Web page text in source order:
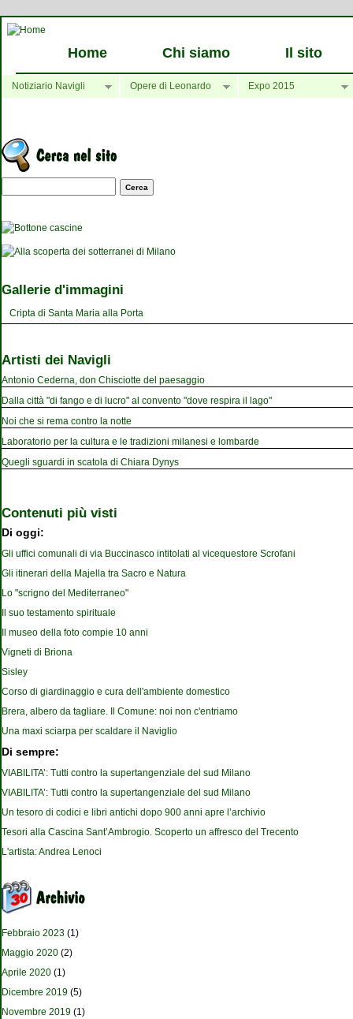
Home Chi siamo Il sito
Notiziario Navigli Opere di Leonardo Expo 2015
Maschera di ricerca
Gallerie d'immagini
Cripta di Santa Maria alla Porta
Artisti dei Navigli
Antonio Cederna, don Chisciotte del paesaggio
Dalla città "di fango e di lucro" al convento "dove respira il lago"
Noi che si rema contro la notte
Laboratorio per la cultura e le tradizioni milanesi e lombarde
Quegli sguardi in scatola di Chiara Dynys
Contenuti più visti
Di oggi:
Gli uffici comunali di via Buccinasco intitolati al vicequestore Scrofani
Gli itinerari della Majella tra Sacro e Natura
Lo "scrigno del Mediterraneo"
Il suo testamento spirituale
Il museo della foto compie 10 anni
Vigneti di Briona
Sisley
Corso di giardinaggio e cura dell'ambiente domestico
Brera, albero da tagliare. Il Comune: noi non c'entriamo
Una maxi sciarpa per scaldare il Naviglio
Di sempre:
VIABILITA’: Tutti contro la supertangenziale del sud Milano
VIABILITA’: Tutti contro la supertangenziale del sud Milano
Un tesoro di codici e libri antichi dopo 900 anni apre l’archivio
Tesori alla Cascina Sant’Ambrogio. Scoperto un affresco del Trecento
L'artista: Andrea Lenoci
Febbraio 2023 (1)
Maggio 2020 (2)
Aprile 2020 (1)
Dicembre 2019 (5)
Novembre 2019 (1)